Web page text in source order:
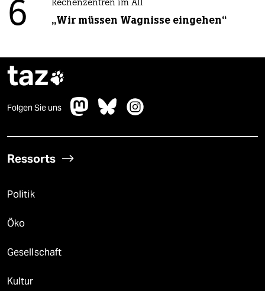
6 Rechenzentren im All
„Wir müssen Wagnisse eingehen“
taz
Folgen Sie uns
Ressorts
Politik
Öko
Gesellschaft
Kultur